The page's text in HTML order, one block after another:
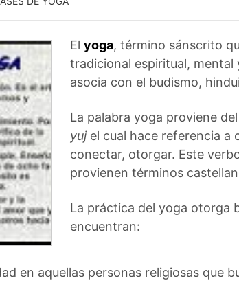
El yoga, término sánscrito
tradicional espiritual, mental
asocia con el budismo,
La palabra yoga proviene
yuj el cual hace referencia a
conectar, otorgar. Este
provienen términos
La práctica del yoga otorga
encuentran:
en aquellas personas religiosas que